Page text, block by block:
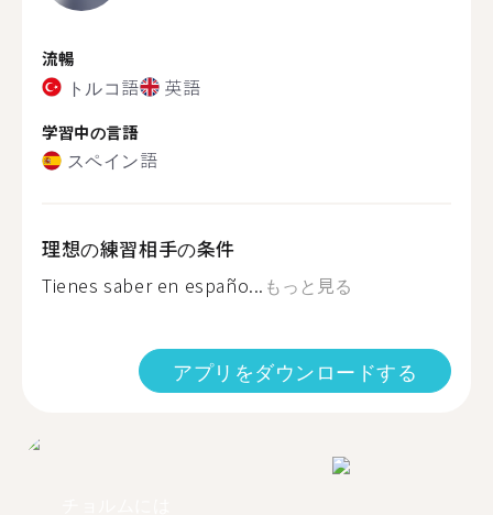
流暢
トルコ語 英語
学習中の言語
スペイン語
理想の練習相手の条件
Tienes saber en españo... もっと見る
アプリをダウンロードする